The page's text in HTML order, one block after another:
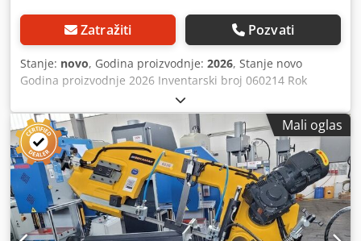
Zatražiti Pozvati
Stanje: novo, Godina proizvodnje: 2026, Stanje novo
Godina proizvodnje 2026 Inventarski broj 060214 Rok
isporuke odmah, uz mogućnost prethodne prodaje Zemlja
porekla Turska Cena 7700 € Leasing rata 148,61 € Na
lageru 1 Testeraški ram: pokretni ram Dimenzije testere
2730x27x0,9 mm Brzina trake 35/70 m/min Kapacitet
sečenja 0° okruglo 230 mm Kapacitet sečenja 0° kvadratno
230 mm Kapacitet sečenja 0° pravougaono 320x130 mm
Kapacitet sečenja 45° okruglo 210 mm, kvadratno 190 mm
Kapacitet sečenja 60° okruglo 130 mm, kvadratno 100 mm
Kapacitet sečenja -45° okruglo 180 mm, kvadratno 150 mm
Mali oglas